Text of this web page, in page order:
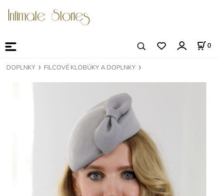
0
DOPLNKY FILCOVÉ KLOBÚKY A DOPLNKY